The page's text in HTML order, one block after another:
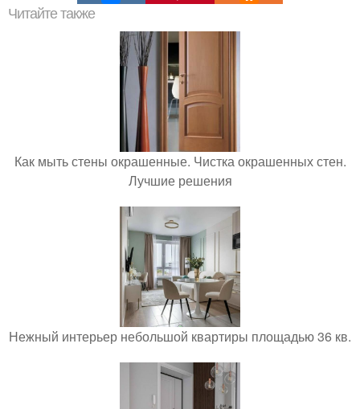
Читайте также
Как мыть стены окрашенные. Чистка окрашенных стен.
Лучшие решения
Нежный интерьер небольшой квартиры площадью 36 кв.